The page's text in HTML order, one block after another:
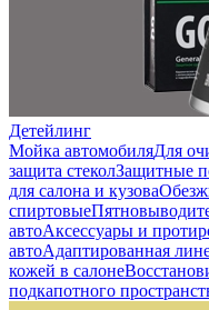
Детейлинг
Мойка автомобиляДля
защита стеколЗащитные
для салона и кузова
спиртовые
автоАксессуары и
автоАдаптированная
кожей в салоне
подкапотного